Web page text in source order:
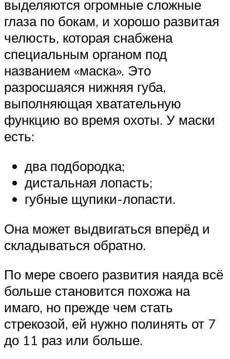
выделяются огромные сложные
глаза по бокам, и хорошо развитая
челюсть, которая снабжена
специальным органом под
названием «маска». Это
разросшаяся нижняя губа,
выполняющая хватательную
функцию во время охоты. У маски
есть:
два подбородка;
дистальная лопасть;
губные щупики-лопасти.
Она может выдвигаться вперёд и
складываться обратно.
По мере своего развития наяда всё
больше становится похожа на
имаго, но прежде чем стать
стрекозой, ей нужно полинять от 7
до 11 раз или больше.